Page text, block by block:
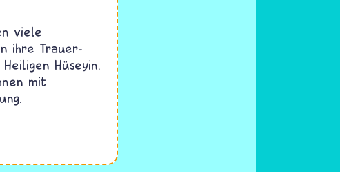
viele
ihre Trauer-
Hüseyin.
mit